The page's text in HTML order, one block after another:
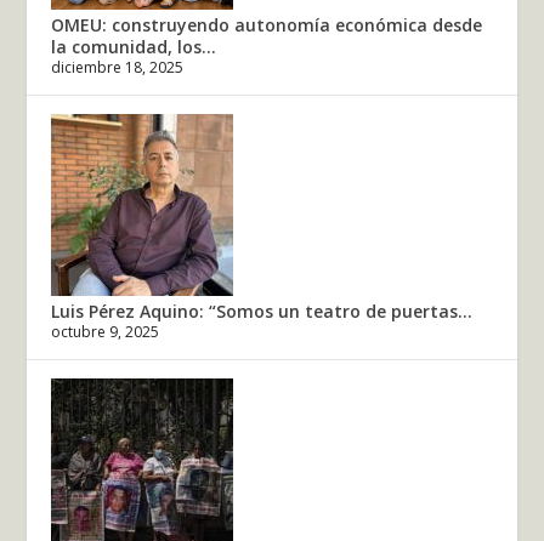
OMEU: construyendo autonomía económica desde
la comunidad, los...
diciembre 18, 2025
Luis Pérez Aquino: “Somos un teatro de puertas...
octubre 9, 2025